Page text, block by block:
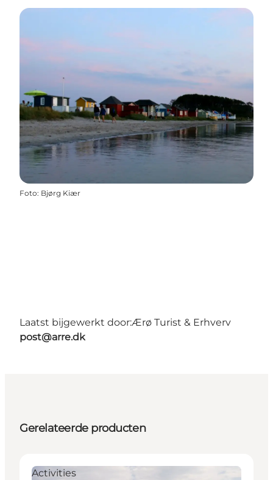
Foto: Bjørg Kiær
Laatst bijgewerkt door:Ærø Turist & Erhverv
post@arre.dk
Gerelateerde producten
Activities